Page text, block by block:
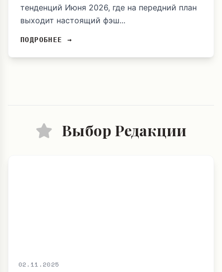
тенденций Июня 2026, где на передний план
выходит настоящий фэш...
ПОДРОБНЕЕ →
Выбор Редакции
02.11.2025